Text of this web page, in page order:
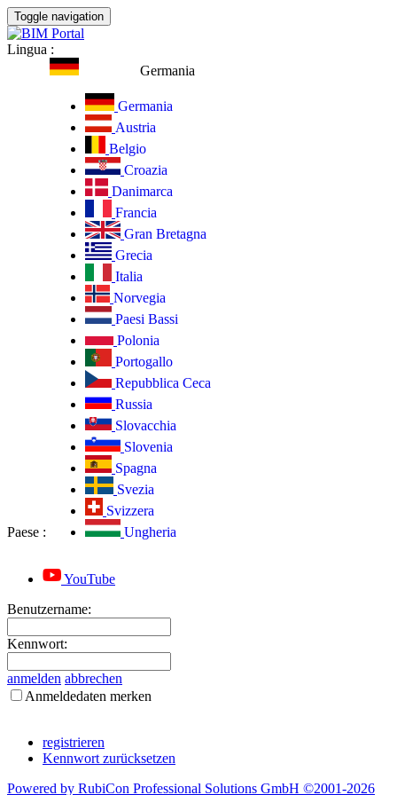
Toggle navigation
Lingua :
Paese :
Germania
Germania
Austria
Belgio
Croazia
Danimarca
Francia
Gran Bretagna
Grecia
Italia
Norvegia
Paesi Bassi
Polonia
Portogallo
Repubblica Ceca
Russia
Slovacchia
Slovenia
Spagna
Svezia
Svizzera
Ungheria
YouTube
Benutzername:
Kennwort:
anmelden abbrechen
Anmeldedaten merken
registrieren
Kennwort zurücksetzen
Powered by RubiCon Professional Solutions GmbH ©2001-2026